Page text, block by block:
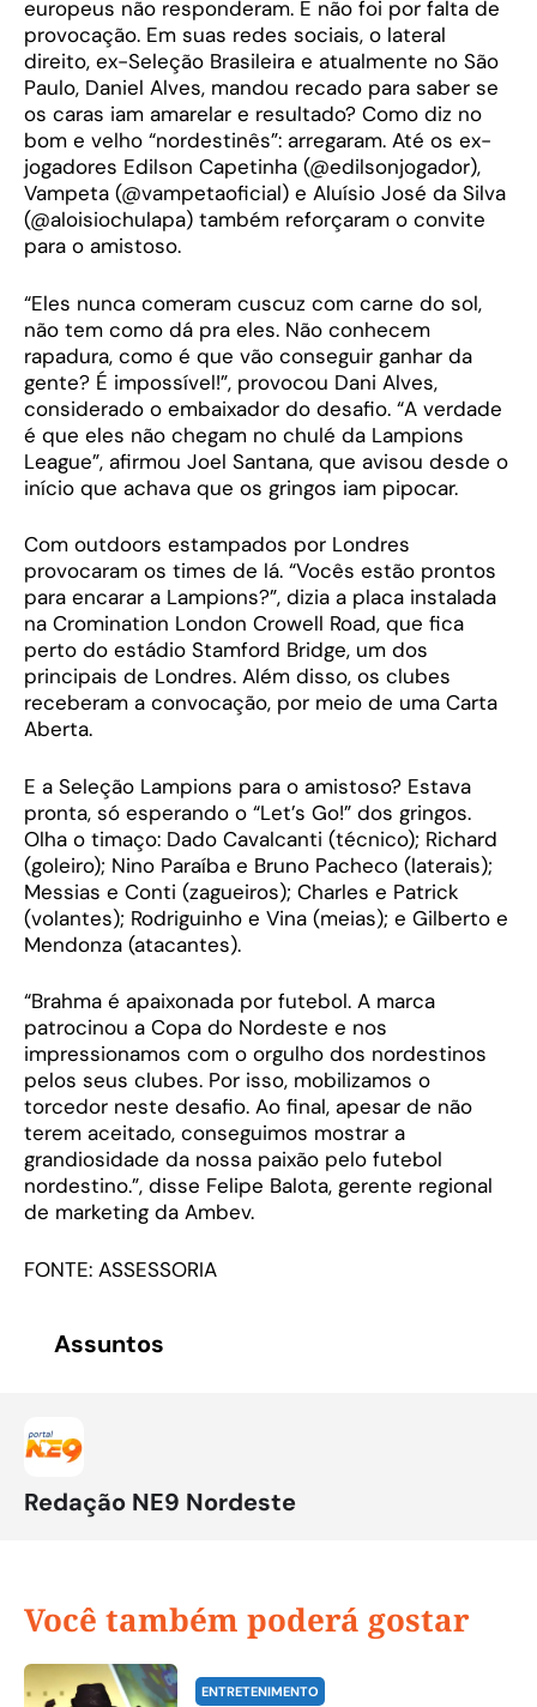
europeus não responderam. E não foi por falta de
provocação. Em suas redes sociais, o lateral
direito, ex-Seleção Brasileira e atualmente no São
Paulo, Daniel Alves, mandou recado para saber se
os caras iam amarelar e resultado? Como diz no
bom e velho “nordestinês”: arregaram. Até os ex-
jogadores Edilson Capetinha (@edilsonjogador),
Vampeta (@vampetaoficial) e Aluísio José da Silva
(@aloisiochulapa) também reforçaram o convite
para o amistoso.
“Eles nunca comeram cuscuz com carne do sol,
não tem como dá pra eles. Não conhecem
rapadura, como é que vão conseguir ganhar da
gente? É impossível!”, provocou Dani Alves,
considerado o embaixador do desafio. “A verdade
é que eles não chegam no chulé da Lampions
League”, afirmou Joel Santana, que avisou desde o
início que achava que os gringos iam pipocar.
Com outdoors estampados por Londres
provocaram os times de lá. “Vocês estão prontos
para encarar a Lampions?”, dizia a placa instalada
na Cromination London Crowell Road, que fica
perto do estádio Stamford Bridge, um dos
principais de Londres. Além disso, os clubes
receberam a convocação, por meio de uma Carta
Aberta.
E a Seleção Lampions para o amistoso? Estava
pronta, só esperando o “Let’s Go!” dos gringos.
Olha o timaço: Dado Cavalcanti (técnico); Richard
(goleiro); Nino Paraíba e Bruno Pacheco (laterais);
Messias e Conti (zagueiros); Charles e Patrick
(volantes); Rodriguinho e Vina (meias); e Gilberto e
Mendonza (atacantes).
“Brahma é apaixonada por futebol. A marca
patrocinou a Copa do Nordeste e nos
impressionamos com o orgulho dos nordestinos
pelos seus clubes. Por isso, mobilizamos o
torcedor neste desafio. Ao final, apesar de não
terem aceitado, conseguimos mostrar a
grandiosidade da nossa paixão pelo futebol
nordestino.”, disse Felipe Balota, gerente regional
de marketing da Ambev.
FONTE: ASSESSORIA
Assuntos
Redação NE9 Nordeste
Você também poderá gostar
ENTRETENIMENTO